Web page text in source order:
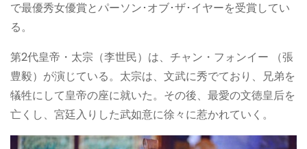
で最優秀女優賞とパーソン･オブ･ザ･イヤーを受賞してい
る。
第2代皇帝・太宗（李世民）は、チャン・フォンイー （張
豊毅）が演じている。太宗は、文武に秀でており、兄弟を
犠牲にして皇帝の座に就いた。その後、最愛の文徳皇后を
亡くし、宮廷入りした武如意に徐々に惹かれていく。